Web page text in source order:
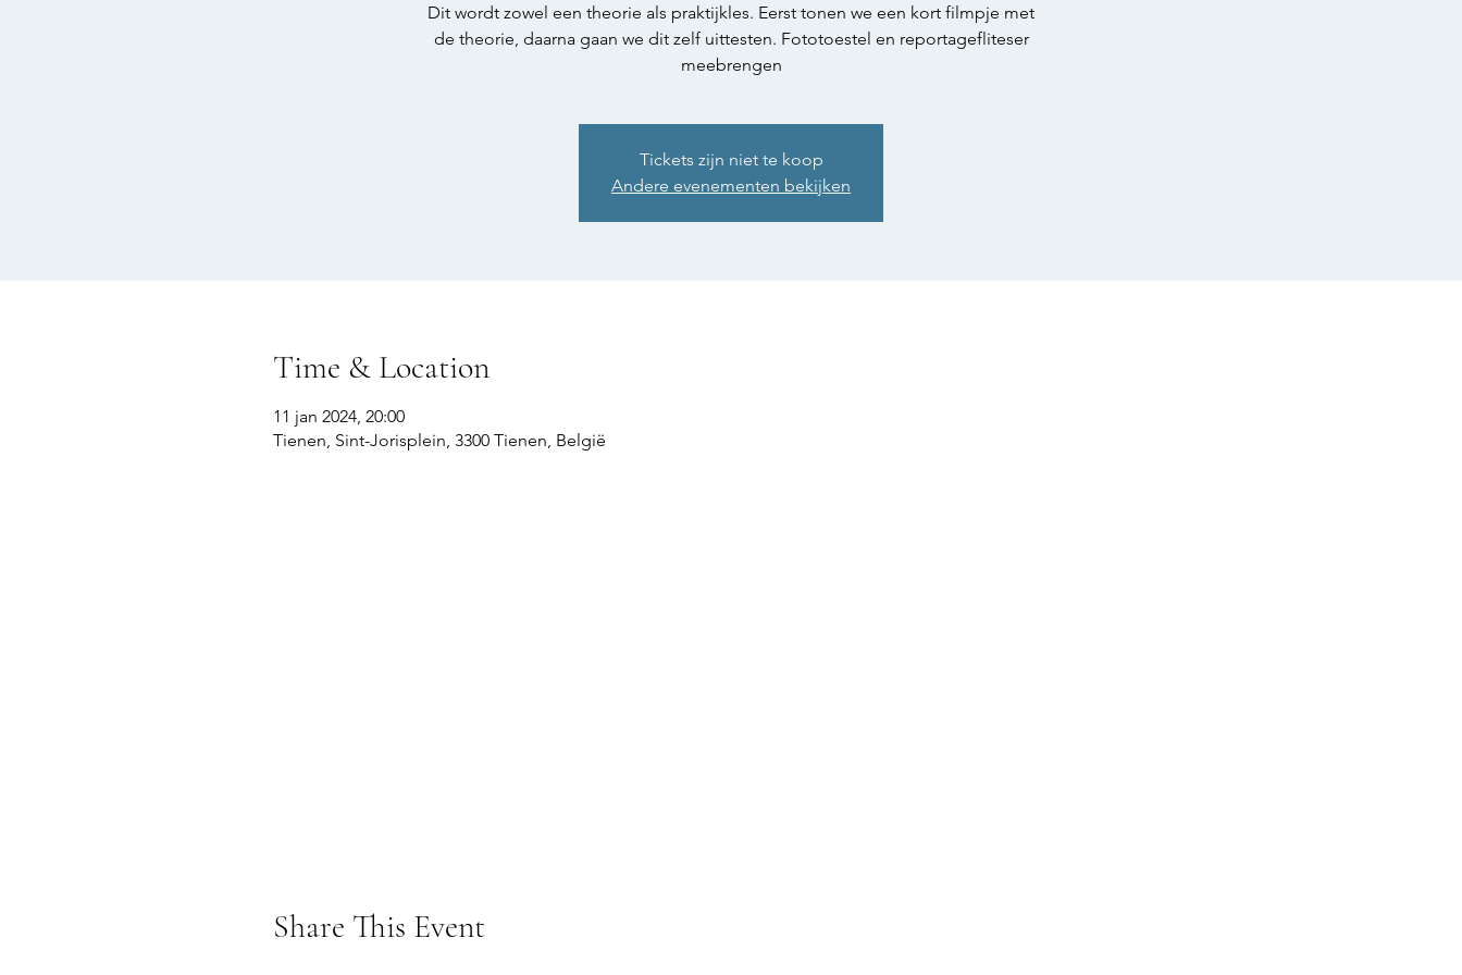
Dit wordt zowel een theorie als praktijkles. Eerst tonen we een kort filmpje met
de theorie, daarna gaan we dit zelf uittesten. Fototoestel en reportagefliteser
meebrengen
Tickets zijn niet te koop
Andere evenementen bekijken
Time & Location
11 jan 2024, 20:00
Tienen, Sint-Jorisplein, 3300 Tienen, België
Share This Event